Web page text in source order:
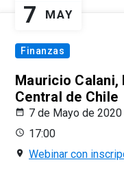
7 MAY
Finanzas
Mauricio Calani,
Central de Chile
7 de Mayo de 2020
17:00
Webinar con